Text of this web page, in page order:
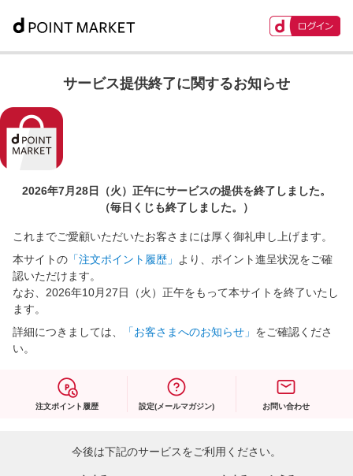
サービス提供終了に関するお知らせ
2026年7月28日（火）正午にサービスの提供を終了しました。
（毎日くじも終了しました。）
これまでご愛顧いただいたお客さまには厚く御礼申し上げます。
本サイトの 「注文ポイント履歴」
より、ポイント進呈状況をご確
認いただけます。
なお、2026年10月27日（火）正午をもって本サイトを終了いたし
ます。
詳細につきましては、
「お客さまへのお知らせ」 をご確認くださ
い。
注文ポイント履歴 設定(メールマガジン) お問い合わせ
今後は下記のサービスをご利用ください。